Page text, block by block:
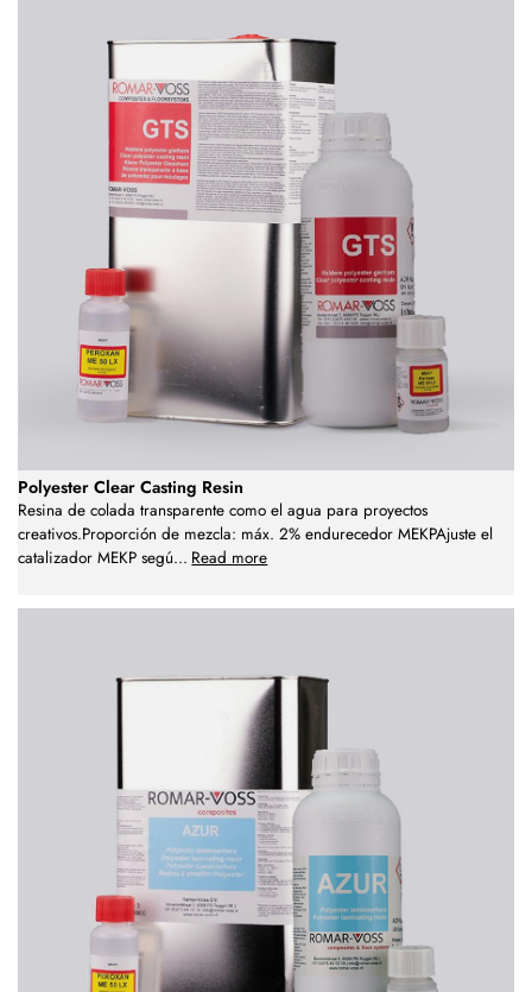
Polyester Clear Casting Resin
Resina de colada transparente como el agua para proyectos
creativos.Proporción de mezcla: máx. 2% endurecedor MEKPAjuste el
catalizador MEKP segú... Read more